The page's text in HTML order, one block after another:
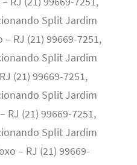
Split Jardim
RJ (21) 99669-7251,
Split Jardim
(21) 99669-7251,
Split Jardim
RJ (21) 99669-7251,
Split Jardim
– RJ (21) 99669-